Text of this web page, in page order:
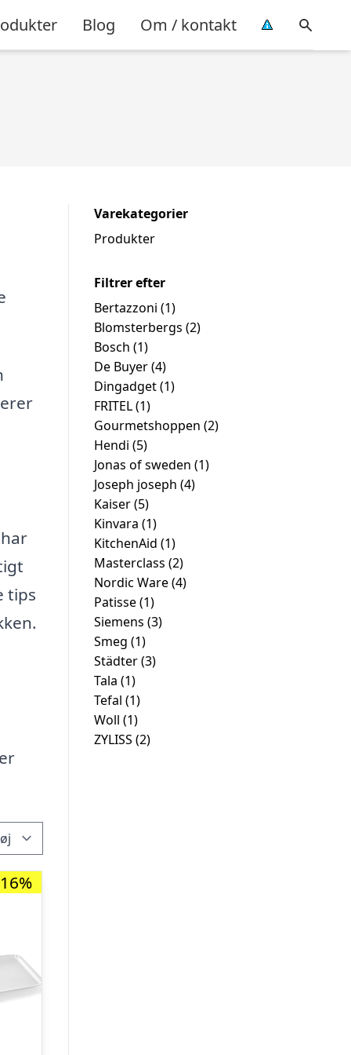
Blog Om / kontakt
tips
Varekategorier
Produkter
Filtrer efter
Bertazzoni (1)
Blomsterbergs (2)
Bosch (1)
De Buyer(4)
Dingadget(1)
FRITEL(1)
Gourmetshoppen (2)
Hendi (5)
Jonas of sweden (1)
Joseph joseph (4)
Kaiser(5)
Kinvara (1)
KitchenAid (1)
Masterclass (2)
Nordic Ware(4)
Patisse(1)
Siemens (3)
Smeg (1)
Städter(3)
Tala (1)
Tefal (1)
Woll (1)
ZYLISS (2)